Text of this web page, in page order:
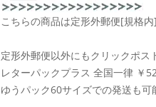
こちらの商品は定形外郵便[規格
定形外郵便以外にもクリックポス
レターパックプラス 全国一律 ￥
ゆうパック60サイズでの発送も可